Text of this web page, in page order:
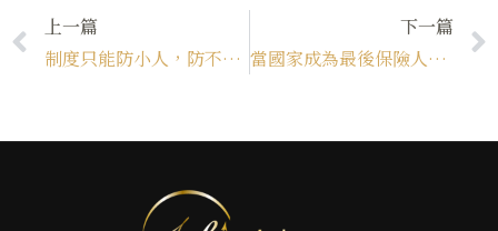
上一篇
制度只能防小人，防不了「有心人」 ——為什麼員工誠信，才是企業治理最後的護城河？
下一篇
當國家成為最後保險人：美國介入保險市場對全球供應鏈的影響解析